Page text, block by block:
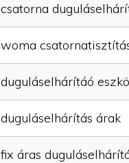
csatorna
woma
duguláselhárítáó
duguláselhárítás árak
fix áras